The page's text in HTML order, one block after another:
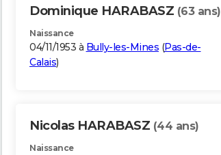
Dominique HARABASZ (63 ans)
Naissance
04/11/1953 à Bully-les-Mines (Pas-de-
Calais)
Nicolas HARABASZ (44 ans)
Naissance